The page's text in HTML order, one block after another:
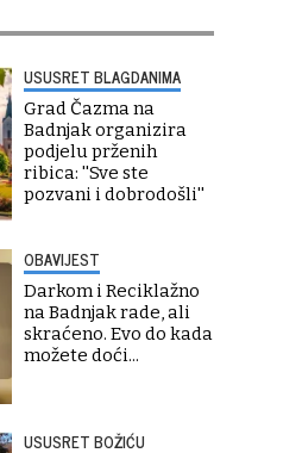
USUSRET BLAGDANIMA
Grad Čazma na
Badnjak organizira
podjelu prženih
ribica: ''Sve ste
pozvani i dobrodošli''
OBAVIJEST
Darkom i Reciklažno
na Badnjak rade, ali
skraćeno. Evo do kada
možete doći...
USUSRET BOŽIĆU